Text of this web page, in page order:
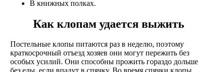
В книжных полках.
Как клопам удается выжить
Постельные клопы питаются раз в неделю, поэтому
краткосрочный отъезд хозяев они могут пережить без
особых усилий. Они способны прожить гораздо дольше